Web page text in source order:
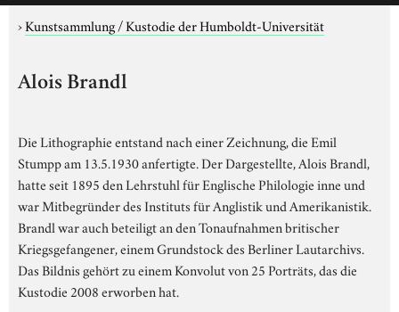
›Kunstsammlung / Kustodie der Humboldt-Universität
Alois Brandl
Die Lithographie entstand nach einer Zeichnung, die Emil
Stumpp am 13.5.1930 anfertigte. Der Dargestellte, Alois Brandl,
hatte seit 1895 den Lehrstuhl für Englische Philologie inne und
war Mitbegründer des Instituts für Anglistik und Amerikanistik.
Brandl war auch beteiligt an den Tonaufnahmen britischer
Kriegsgefangener, einem Grundstock des Berliner Lautarchivs.
Das Bildnis gehört zu einem Konvolut von 25 Porträts, das die
Kustodie 2008 erworben hat.